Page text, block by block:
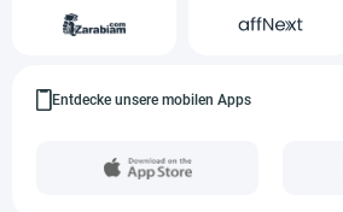
Entdecke unsere mobilen Apps